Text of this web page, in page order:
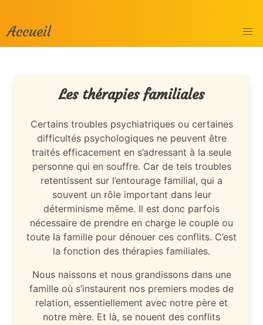
Accueil
Les thérapies familiales
Certains troubles psychiatriques ou certaines
difficultés psychologiques ne peuvent être
traités efficacement en s’adressant à la seule
personne qui en souffre. Car de tels troubles
retentissent sur l’entourage familial, qui a
souvent un rôle important dans leur
déterminisme même. Il est donc parfois
nécessaire de prendre en charge le couple ou
toute la famille pour dénouer ces conflits. C’est
la fonction des thérapies familiales.
Nous naissons et nous grandissons dans une
famille où s’instaurent nos premiers modes de
relation, essentiellement avec notre père et
notre mère. Et là, se nouent des conflits